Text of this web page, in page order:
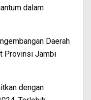
dalam
Daerah
Provinsi Jambi
dengan